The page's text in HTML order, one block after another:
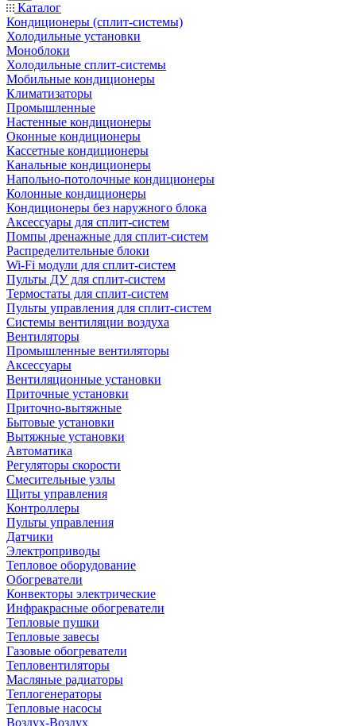
Каталог
Кондиционеры (сплит-системы)
Холодильные установки
Моноблоки
Холодильные сплит-системы
Мобильные кондиционеры
Климатизаторы
Промышленные
Настенные кондиционеры
Оконные кондиционеры
Кассетные кондиционеры
Канальные кондиционеры
Напольно-потолочные кондиционеры
Колонные кондиционеры
Кондиционеры без наружного блока
Аксессуары для сплит-систем
Помпы дренажные для сплит-систем
Распределительные блоки
Wi-Fi модули для сплит-систем
Пульты ДУ для сплит-систем
Термостаты для сплит-систем
Пульты управления для сплит-систем
Системы вентиляции воздуха
Вентиляторы
Промышленные вентиляторы
Аксессуары
Вентиляционные установки
Приточные установки
Приточно-вытяжные
Бытовые установки
Вытяжные установки
Автоматика
Регуляторы скорости
Смесительные узлы
Щиты управления
Контроллеры
Пульты управления
Датчики
Электроприводы
Тепловое оборудование
Обогреватели
Конвекторы электрические
Инфракрасные обогреватели
Тепловые пушки
Тепловые завесы
Газовые обогреватели
Тепловентиляторы
Масляные радиаторы
Теплогенераторы
Тепловые насосы
Воздух-Воздух